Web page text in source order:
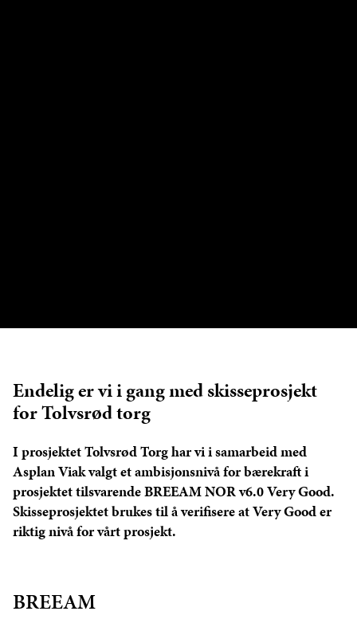
Endelig er vi i gang med skisseprosjekt
for Tolvsrød torg
I prosjektet Tolvsrød Torg har vi i samarbeid med
Asplan Viak valgt et ambisjonsnivå for bærekraft i
prosjektet tilsvarende BREEAM NOR v6.0 Very Good.
Skisseprosjektet brukes til å verifisere at Very Good er
riktig nivå for vårt prosjekt.
BREEAM